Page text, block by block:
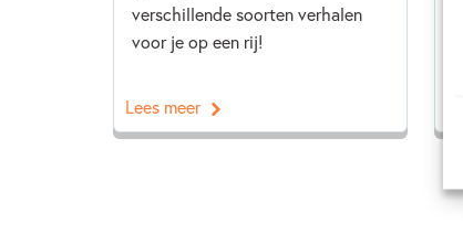
verschillende soorten verhalen
voor je op een rij!
Lees meer